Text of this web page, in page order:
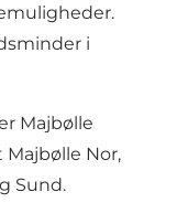
i
Majbølle
Nor,
Sund.